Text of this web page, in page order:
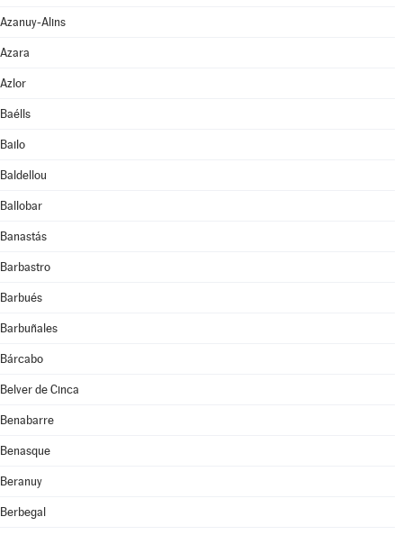
Azanuy-Alins
Azara
Azlor
Baélls
Bailo
Baldellou
Ballobar
Banastás
Barbastro
Barbués
Barbuñales
Bárcabo
Belver de Cinca
Benabarre
Benasque
Beranuy
Berbegal